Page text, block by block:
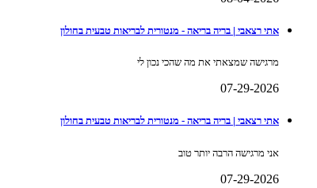
אתי רצאבי | בריה בריאה - מנטורית לבריאות טבעית בחולון
מרגישה שמצאתי את מה שהכי נכון לי
07-29-2026
אתי רצאבי | בריה בריאה - מנטורית לבריאות טבעית בחולון
אני מרגישה הרבה יותר טוב
07-29-2026